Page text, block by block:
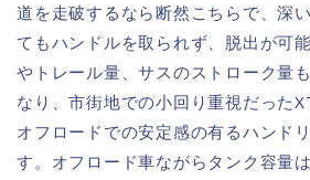
道を走破するなら断然こちらで、深
てもハンドルを取られず、脱出が可
やトレール量、サスのストローク量
なり、市街地での小回り重視だった
オフロードでの安定感の有るハンド
す。オフロード車ながらタンク容量